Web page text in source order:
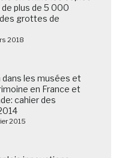
plus de 5 000
grottes de
2018
dans les musées et
en France et
cahier des
2015